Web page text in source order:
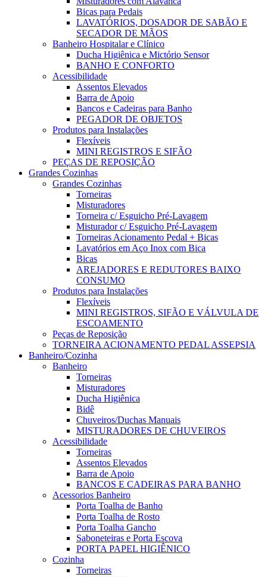
Bicas para Pedais
LAVATÓRIOS, DOSADOR DE SABÃO E
SECADOR DE MÃOS
Banheiro Hospitalar e Clínico
Ducha Higiênica e Mictório Sensor
BANHO E CONFORTO
Acessibilidade
Assentos Elevados
Barra de Apoio
Bancos e Cadeiras para Banho
PEGADOR DE OBJETOS
Produtos para Instalações
Flexíveis
MINI REGISTROS E SIFÃO
PEÇAS DE REPOSIÇÃO
Grandes Cozinhas
Grandes Cozinhas
Torneiras
Misturadores
Torneira c/ Esguicho Pré-Lavagem
Misturador c/ Esguicho Pré-Lavagem
Torneiras Acionamento Pedal + Bicas
Lavatórios em Aço Inox com Bica
Bicas
AREJADORES E REDUTORES BAIXO
CONSUMO
Produtos para Instalações
Flexíveis
MINI REGISTROS, SIFÃO E VÁLVULA DE
ESCOAMENTO
Peças de Reposição
TORNEIRA ACIONAMENTO PEDAL ASSEPSIA
Banheiro/Cozinha
Banheiro
Torneiras
Misturadores
Ducha Higiênica
Bidê
Chuveiros/Duchas Manuais
MISTURADORES DE CHUVEIROS
Acessibilidade
Torneiras
Assentos Elevados
Barra de Apoio
BANCOS E CADEIRAS PARA BANHO
Acessorios Banheiro
Porta Toalha de Banho
Porta Toalha de Rosto
Porta Toalha Gancho
Saboneteiras e Porta Escova
PORTA PAPEL HIGIÊNICO
Cozinha
Torneiras